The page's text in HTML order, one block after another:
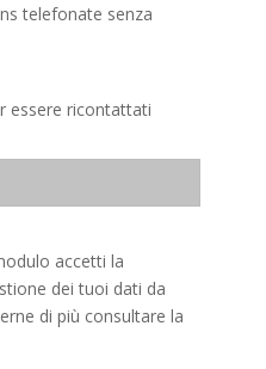
telefonate senza
essere ricontattati
accetti la
dei tuoi dati da
di più consultare la